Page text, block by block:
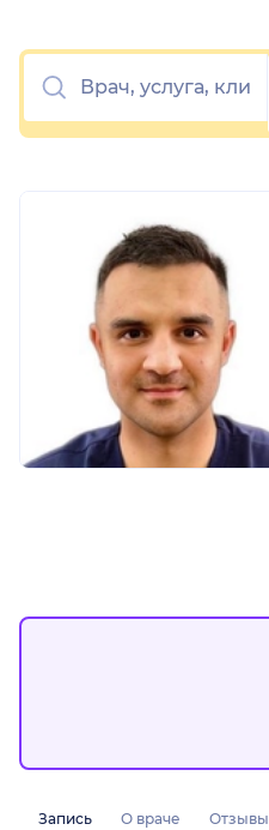
Запись О враче Отзывы